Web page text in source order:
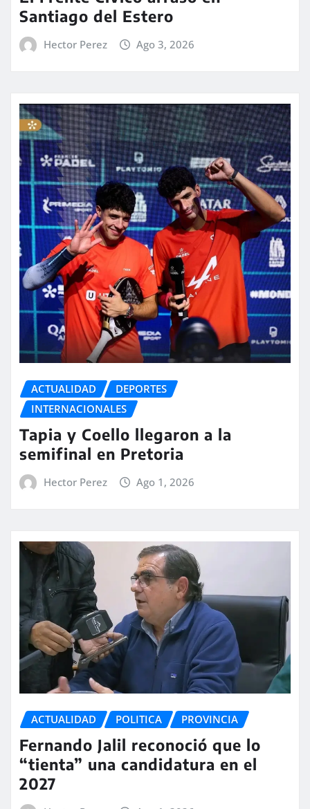
Santiago del Estero
Hector Perez Ago 3, 2026
ACTUALIDAD
DEPORTES
INTERNACIONALES
Tapia y Coello llegaron a la
semifinal en Pretoria
Hector Perez Ago 1, 2026
ACTUALIDAD POLITICA PROVINCIA
Fernando Jalil reconoció que lo
“tienta” una candidatura en el
2027